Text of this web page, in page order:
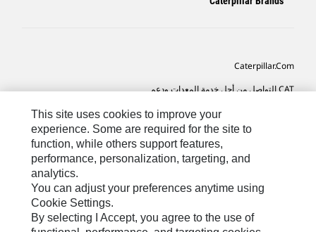
Caterpillar.com
CAT التواصل من أجل خدمة المعدات ودعم
تفضيلات التسويق الخاصة بي
خريطة الموقع
Cookie Settings
This site uses cookies to improve your
experience. Some are required for the site to
function, while others support features,
performance, personalization, targeting, and
analytics.
You can adjust your preferences anytime using
Cookie Settings.
By selecting I Accept, you agree to the use of